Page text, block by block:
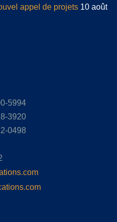
appel de projets 10 août
5994
3920
0498